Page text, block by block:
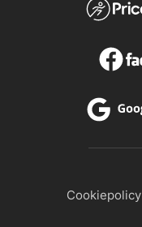
Cookiepolicy